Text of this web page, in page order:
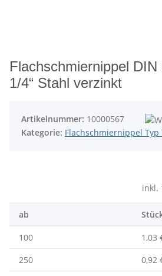
Flachschmiernippel DIN
1/4“ Stahl verzinkt
Artikelnummer: 10000567
Kategorie: Flachschmiernippel Typ
inkl.
ab
100 1,03
250
0,92